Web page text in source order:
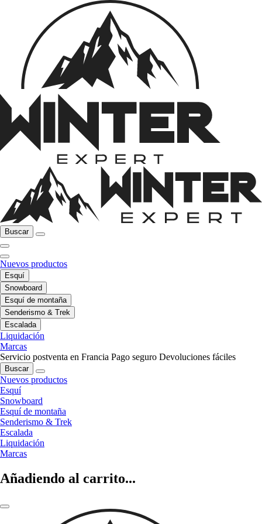
Buscar
Nuevos productos
Esquí
Snowboard
Esquí de montaña
Senderismo & Trek
Escalada
Liquidación
Marcas
Servicio postventa en Francia Pago seguro Devoluciones fáciles
Buscar
Nuevos productos
Esquí
Snowboard
Esquí de montaña
Senderismo & Trek
Escalada
Liquidación
Marcas
Añadiendo al carrito...